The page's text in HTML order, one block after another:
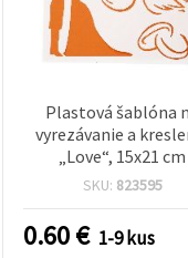
Plastová šablóna
vyrezávanie a
„Love“, 15x21 cm
SKU: 823595
0.60€ 1-9 kus